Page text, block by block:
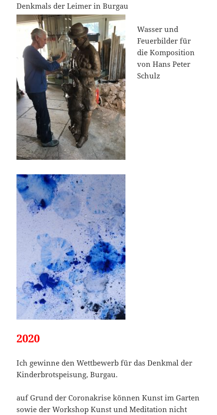
Denkmals der Leimer in Burgau
Wasser und
Feuerbilder für
die Komposition
von Hans Peter
Schulz
2020
Ich gewinne den Wettbewerb für das Denkmal der
Kinderbrotspeisung, Burgau.
auf Grund der Coronakrise können Kunst im Garten
sowie der Workshop Kunst und Meditation nicht